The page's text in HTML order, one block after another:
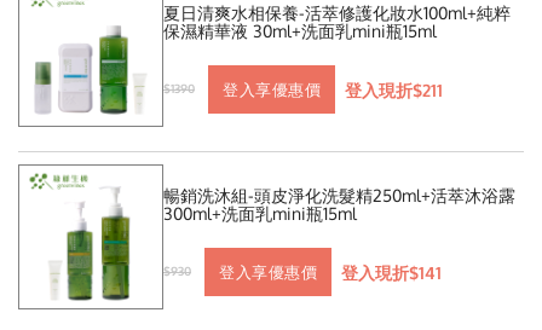
夏日清爽水相保養-活萃修護化妝水100ml+純粹
保濕精華液 30ml+洗面乳mini瓶15ml
$1390 登入享優惠價 登入現折$211
暢銷洗沐組-頭皮淨化洗髮精250ml+活萃沐浴露
300ml+洗面乳mini瓶15ml
$930 登入享優惠價 登入現折$141